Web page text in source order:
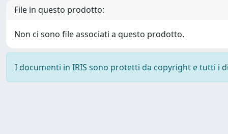
File in questo prodotto:
Non ci sono file associati a questo prodotto.
I documenti in IRIS sono protetti da copyright e tutti i